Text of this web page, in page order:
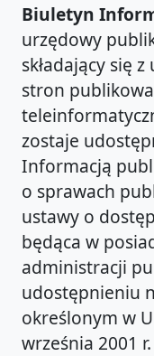
Biuletyn
urzędowy
składający się
stron
zostaje
Informacją
o sprawach
ustawy o
będąca w
administracji
udostępnieniu
określonym w
września 2001 r.